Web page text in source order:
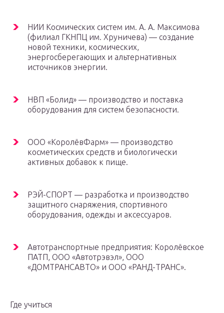
НИИ Космических систем им. А. А. Максимова
(филиал ГКНПЦ им. Хруничева) — создание
новой техники, космических,
энергосберегающих и альтернативных
источников энергии.
НВП «Болид» — производство и поставка
оборудования для систем безопасности.
ООО «КоролёвФарм» — производство
косметических средств и биологически
активных добавок к пище.
РЭЙ-СПОРТ — разработка и производство
защитного снаряжения, спортивного
оборудования, одежды и аксессуаров.
Автотранспортные предприятия: Королёвское
ПАТП, ООО «Автотрэвэл», ООО
«ДОМТРАНСАВТО» и ООО «РАНД-ТРАНС».
Где учиться